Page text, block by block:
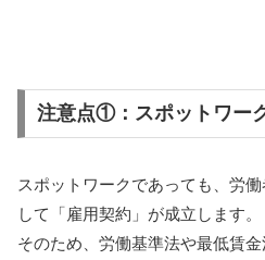
注意点①：スポットワー
スポットワークであっても、労
して「雇用契約」が成立します。
そのため、労働基準法や最低賃